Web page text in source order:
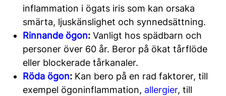
inflammation i ögats iris som kan orsaka
smärta, ljuskänslighet och synnedsättning.
Rinnande ögon: Vanligt hos spädbarn och
personer över 60 år. Beror på ökat tårflöde
eller blockerade tårkanaler.
Röda ögon: Kan bero på en rad faktorer, till
exempel ögoninflammation, allergier, till